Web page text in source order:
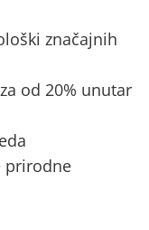
značajnih
od 20% unutar
prirodne